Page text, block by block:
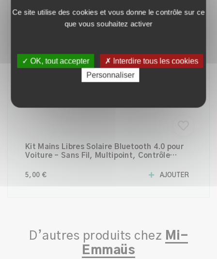
Kit Mains Libres Solaire Bluetooth 4.0 pour
Voiture – Sans Fil, Multipoint, Contrôle
5,00 € AJOUTER
D’autres produits chez Mi-
Emmaüs
Ce site utilise des cookies et vous donne le contrôle sur ce
que vous souhaitez activer
✓ OK, tout accepter
✗ Interdire tous les cookies
Personnaliser